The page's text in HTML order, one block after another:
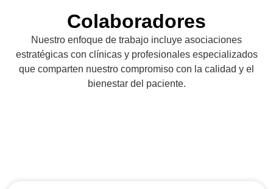
Colaboradores
Nuestro enfoque de trabajo incluye asociaciones
estratégicas con clínicas y profesionales especializados
que comparten nuestro compromiso con la calidad y el
bienestar del paciente.